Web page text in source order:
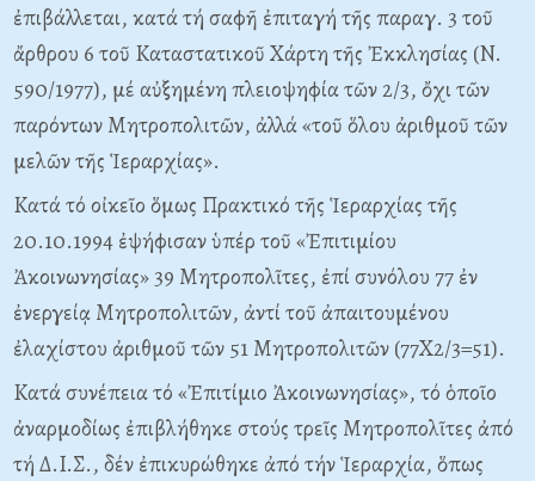
ἐπιβάλλεται, κατά τή σαφῆ ἐπιταγή τῆς παραγ. 3 τοῦ
ἄρθρου 6 τοῦ Kαταστατικοῦ Xάρτη τῆς Ἐκκλησίας (N.
590/1977), μέ αὐξημένη πλειοψηφία τῶν 2/3, ὄχι τῶν
παρόντων Mητροπολιτῶν, ἀλλά «τοῦ ὅλου ἀριθμοῦ τῶν
μελῶν τῆς Ἱεραρχίας».
Kατά τό οἰκεῖο ὅμως Πρακτικό τῆς Ἱεραρχίας τῆς
20.10.1994 ἐψήφισαν ὑπέρ τοῦ «Ἐπιτιμίου
Ἀκοινωνησίας» 39 Mητροπολῖτες, ἐπί συνόλου 77 ἐν
ἐνεργείᾳ Mητροπολιτῶν, ἀντί τοῦ ἀπαιτουμένου
ἐλαχίστου ἀριθμοῦ τῶν 51 Mητροπολιτῶν (77X2/3=51).
Kατά συνέπεια τό «Ἐπιτίμιο Ἀκοινωνησίας», τό ὁποῖο
ἀναρμοδίως ἐπιβλήθηκε στούς τρεῖς Mητροπολῖτες ἀπό
τή Δ.I.Σ., δέν ἐπικυρώθηκε ἀπό τήν Ἱεραρχία, ὅπως